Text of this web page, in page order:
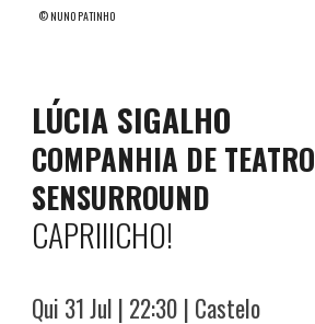
©NUNO PATINHO
LÚCIA SIGALHO
COMPANHIA DE TEATRO
SENSURROUND
CAPRIIICHO!
Qui 31Jul | 22:30 | Castelo